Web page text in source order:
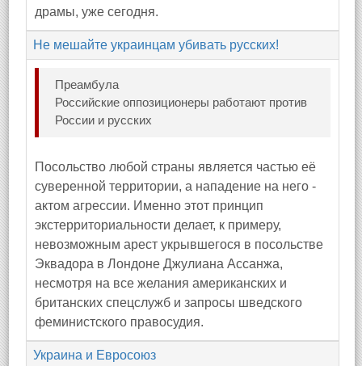
драмы, уже сегодня.
Не мешайте украинцам убивать русских!
Преамбула
Российские оппозиционеры работают против
России и русских
Посольство любой страны является частью её
суверенной территории, а нападение на него -
актом агрессии. Именно этот принцип
экстерриториальности делает, к примеру,
невозможным арест укрывшегося в посольстве
Эквадора в Лондоне Джулиана Ассанжа,
несмотря на все желания американских и
британских спецслужб и запросы шведского
феминистского правосудия.
Украина и Евросоюз